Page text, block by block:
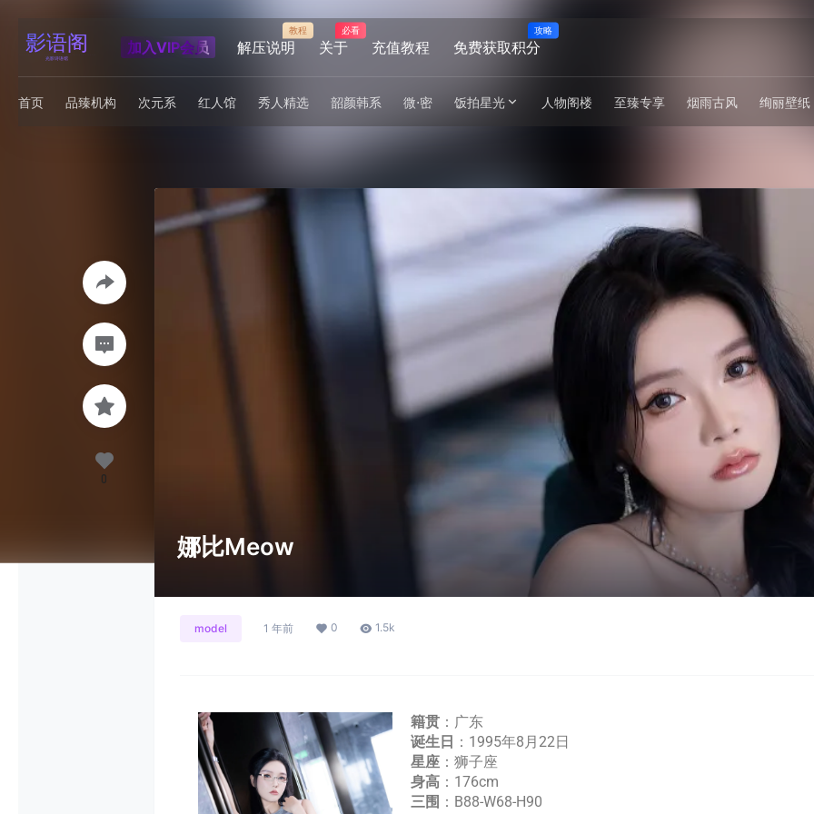
加入VIP会员 解压说明
教程
关于
必看
充值教程 免费获取积分
攻略
首页 品臻机构 次元系 红人馆 秀人精选 韶颜韩系 微⋅密 饭拍星光 人物阁楼 至臻专享 烟雨古风 绚丽壁纸
娜比Meow
model 1 年前 0 1.5k
籍贯 ：广东
诞生日 ：1995年8月22日
星座 ：狮子座
身高 ：176cm
三围 ：B88-W68-H90
0